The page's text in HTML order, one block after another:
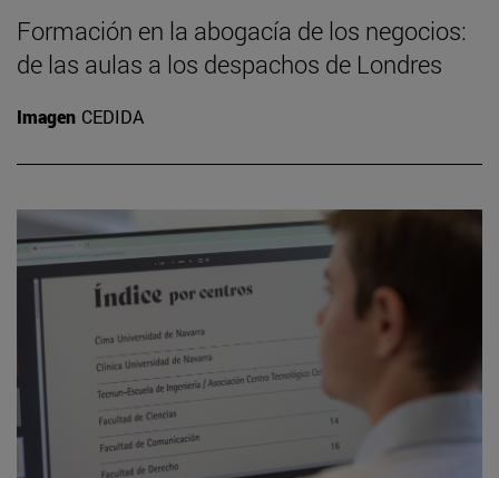
Formación en la abogacía de los negocios:
de las aulas a los despachos de Londres
Imagen CEDIDA